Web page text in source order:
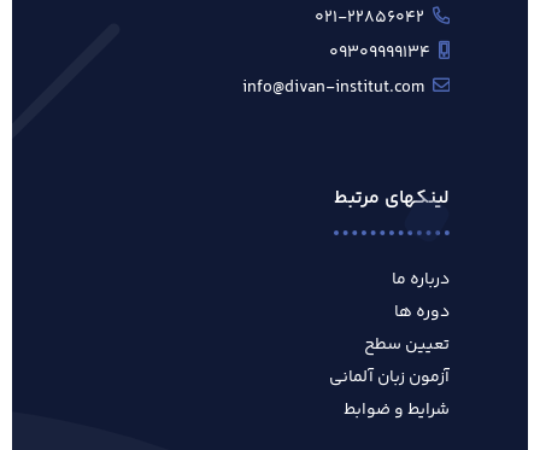
لینکهای مرتبط
درباره ما
دوره ها
تعیین سطح
آزمون زبان آلمانی
شرایط و ضوابط